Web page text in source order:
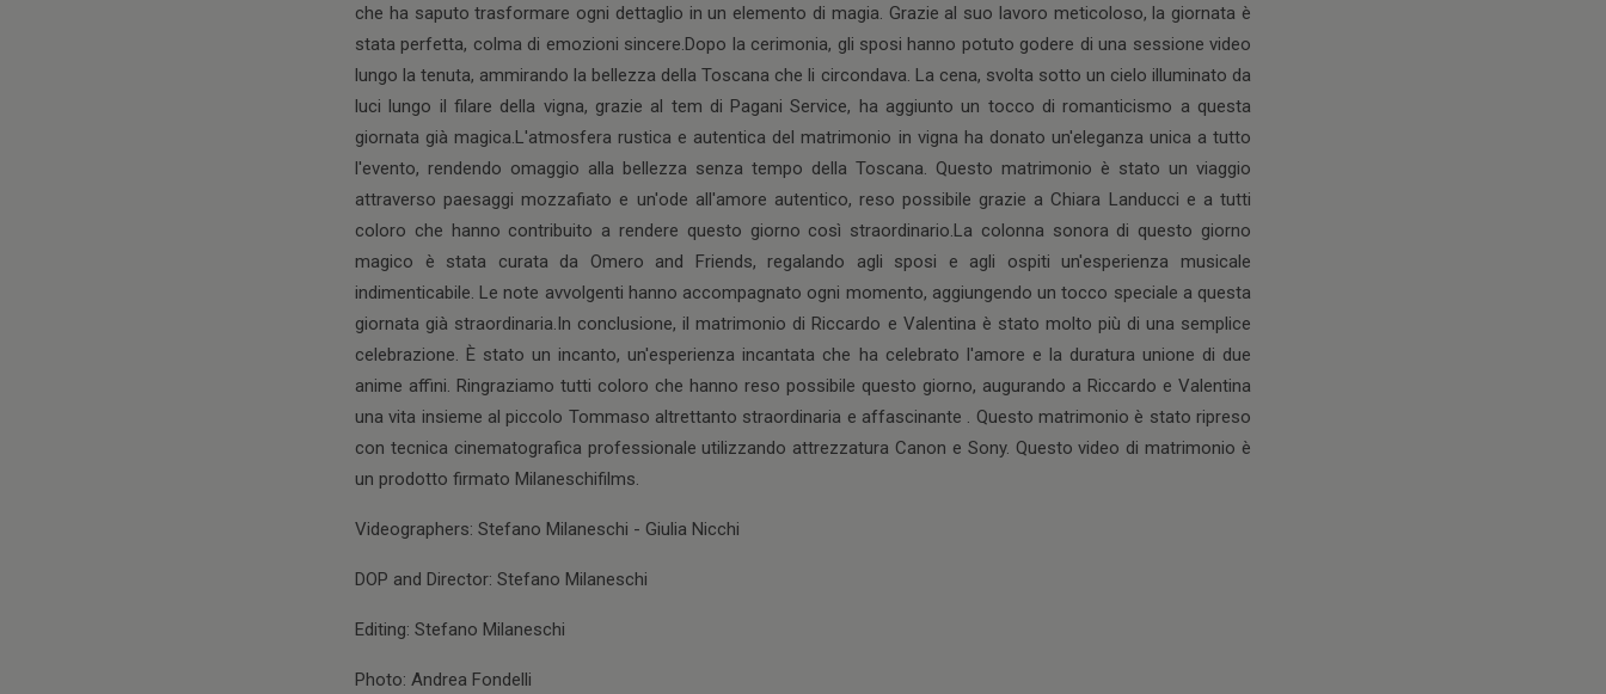
che ha saputo trasformare ogni dettaglio in un elemento di magia. Grazie al suo lavoro meticoloso, la giornata è
stata perfetta, colma di emozioni sincere.Dopo la cerimonia, gli sposi hanno potuto godere di una sessione video
lungo la tenuta, ammirando la bellezza della Toscana che li circondava. La cena, svolta sotto un cielo illuminato da
luci lungo il filare della vigna, grazie al tem di Pagani Service, ha aggiunto un tocco di romanticismo a questa
giornata già magica.L'atmosfera rustica e autentica del matrimonio in vigna ha donato un'eleganza unica a tutto
l'evento, rendendo omaggio alla bellezza senza tempo della Toscana. Questo matrimonio è stato un viaggio
attraverso paesaggi mozzafiato e un'ode all'amore autentico, reso possibile grazie a Chiara Landucci e a tutti
coloro che hanno contribuito a rendere questo giorno così straordinario.La colonna sonora di questo giorno
magico è stata curata da Omero and Friends, regalando agli sposi e agli ospiti un'esperienza musicale
indimenticabile. Le note avvolgenti hanno accompagnato ogni momento, aggiungendo un tocco speciale a questa
giornata già straordinaria.In conclusione, il matrimonio di Riccardo e Valentina è stato molto più di una semplice
celebrazione. È stato un incanto, un'esperienza incantata che ha celebrato l'amore e la duratura unione di due
anime affini. Ringraziamo tutti coloro che hanno reso possibile questo giorno, augurando a Riccardo e Valentina
una vita insieme al piccolo Tommaso altrettanto straordinaria e affascinante . Questo matrimonio è stato ripreso
con tecnica cinematografica professionale utilizzando attrezzatura Canon e Sony. Questo video di matrimonio è
un prodotto firmato Milaneschifilms.
Videographers: Stefano Milaneschi - Giulia Nicchi
DOP and Director: Stefano Milaneschi
Editing: Stefano Milaneschi
Photo: Andrea Fondelli